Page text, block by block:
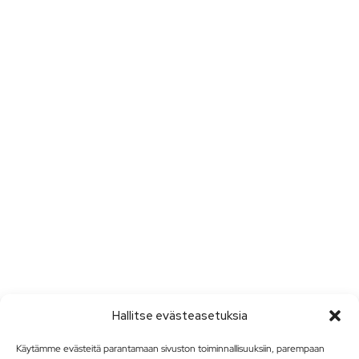
Hallitse evästeasetuksia
Käytämme evästeitä parantamaan sivuston toiminnallisuuksiin, parempaan